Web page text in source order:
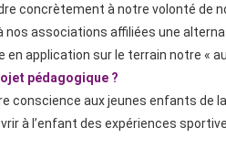
concrètement à notre volonté de
nos associations affiliées une
en application sur le terrain notre «
pédagogique ?
conscience aux jeunes enfants de
à l’enfant des expériences